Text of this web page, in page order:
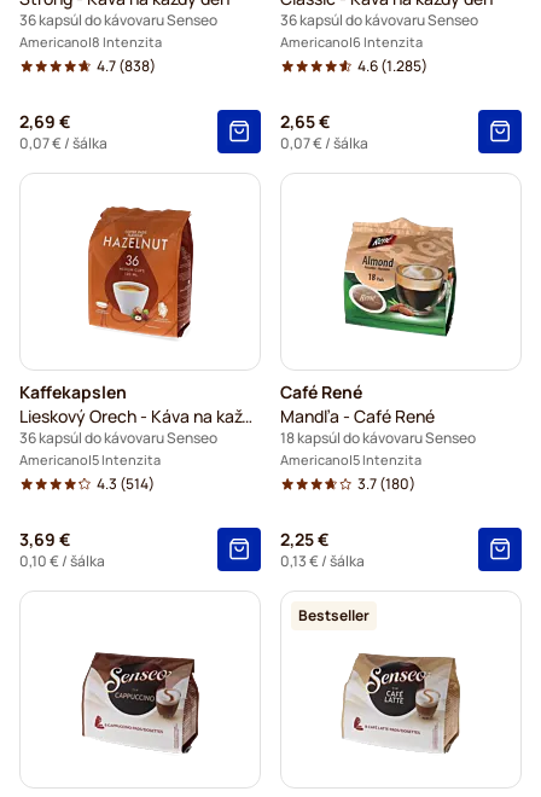
36 kapsúl do kávovaru Senseo
Americano 8 Intenzita
4.7(838)
2,69 €
0,07 €/ šálka
36 kapsúl do kávovaru Senseo
Americano 6 Intenzita
4.6(1.285)
2,65 €
0,07 €/ šálka
Kaffekapslen
Lieskový Orech - Káva na každý deň
36 kapsúl do kávovaru Senseo
Americano 5 Intenzita
4.3 (514)
3,69 €
0,10 €/ šálka
Café René
Mandľa - Café René
18 kapsúl do kávovaru Senseo
Americano 5 Intenzita
3.7(180)
2,25 €
0,13 €/ šálka
Bestseller